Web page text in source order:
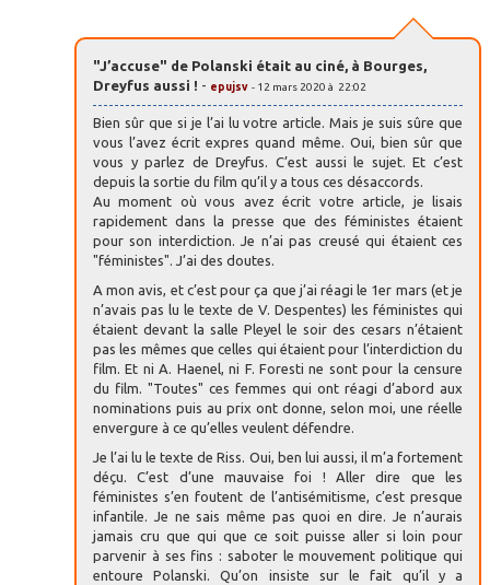
"J’accuse" de Polanski était au ciné, à Bourges,
Dreyfus aussi ! - epujsv - 12 mars 2020 à 22:02
Bien sûr que si je l’ai lu votre article. Mais je suis sûre que
vous l’avez écrit expres quand même. Oui, bien sûr que
vous y parlez de Dreyfus. C’est aussi le sujet. Et c’est
depuis la sortie du film qu’il y a tous ces désaccords.
Au moment où vous avez écrit votre article, je lisais
rapidement dans la presse que des féministes étaient
pour son interdiction. Je n’ai pas creusé qui étaient ces
"féministes". J’ai des doutes.
A mon avis, et c’est pour ça que j’ai réagi le 1er mars (et je
n’avais pas lu le texte de V. Despentes) les féministes qui
étaient devant la salle Pleyel le soir des cesars n’étaient
pas les mêmes que celles qui étaient pour l’interdiction du
film. Et ni A. Haenel, ni F. Foresti ne sont pour la censure
du film. "Toutes" ces femmes qui ont réagi d’abord aux
nominations puis au prix ont donne, selon moi, une réelle
envergure à ce qu’elles veulent défendre.
Je l’ai lu le texte de Riss. Oui, ben lui aussi, il m’a fortement
déçu. C’est d’une mauvaise foi ! Aller dire que les
féministes s’en foutent de l’antisémitisme, c’est presque
infantile. Je ne sais même pas quoi en dire. Je n’aurais
jamais cru que qui que ce soit puisse aller si loin pour
parvenir à ses fins : saboter le mouvement politique qui
entoure Polanski. Qu’on insiste sur le fait qu’il y a